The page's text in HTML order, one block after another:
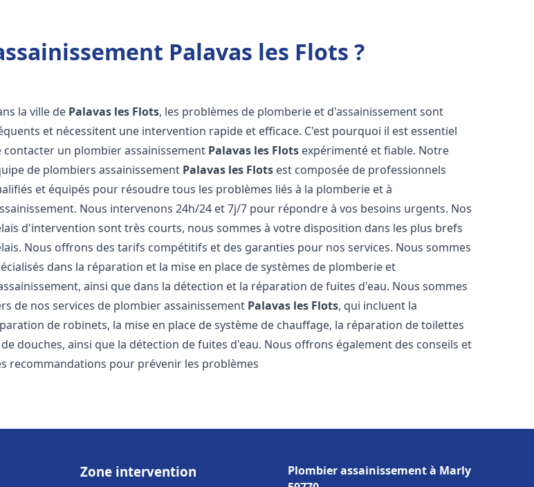
Palavas les Flots ?
la ville de Palavas les Flots, les problèmes de plomberie et d'assainissement sont
et nécessitent une intervention rapide et efficace. C'est pourquoi il est essentiel
contacter un plombier assainissement Palavas les Flots expérimenté et fiable. Notre
de plombiers assainissement Palavas les Flots est composée de professionnels
et équipés pour résoudre tous les problèmes liés à la plomberie et à
Nous intervenons 24h/24 et 7j/7 pour répondre à vos besoins urgents. Nos
d'intervention sont très courts, nous sommes à votre disposition dans les plus brefs
Nous offrons des tarifs compétitifs et des garanties pour nos services. Nous sommes
dans la réparation et la mise en place de systèmes de plomberie et
ainsi que dans la détection et la réparation de fuites d'eau. Nous sommes
de nos services de plombier assainissement Palavas les Flots, qui incluent la
de robinets, la mise en place de système de chauffage, la réparation de toilettes
douches, ainsi que la détection de fuites d'eau. Nous offrons également des conseils et
recommandations pour prévenir les problèmes
Zone intervention
Plombier assainissement à Marly